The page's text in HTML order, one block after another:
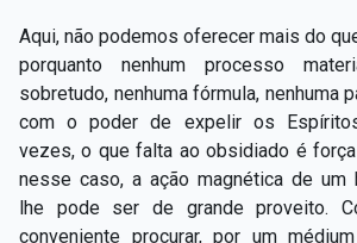
Aqui, não podemos oferecer mais do
porquanto nenhum processo
sobretudo, nenhuma fórmula, nenhuma
com o poder de expelir os
vezes, o que falta ao obsidiado é
nesse caso, a ação magnética de um
lhe pode ser de grande proveito.
conveniente procurar, por um